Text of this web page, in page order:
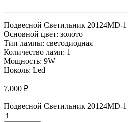
Подвесной Светильник 20124MD-
Основной цвет: золото
Тип лампы: светодиодная
Количество ламп: 1
Мощность: 9W
Цоколь: Led
7,000 ₽
Подвесной Светильник 20124MD-